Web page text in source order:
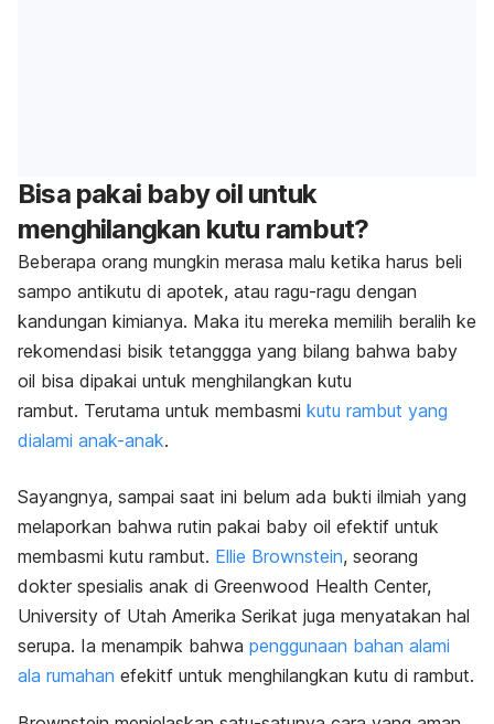
Bisa pakai baby oiluntuk
menghilangkan kutu rambut?
Beberapa orang mungkin merasa malu ketika harus beli
sampo antikutu di apotek, atau ragu-ragu dengan
kandungan kimianya. Maka itu mereka memilih beralih ke
rekomendasi bisik tetanggga yang bilang bahwa baby
oil bisa dipakai untuk menghilangkan kutu
rambut. Terutama untuk membasmi kutu rambut yang
dialami anak-anak.
Sayangnya, sampai saat ini belum ada bukti ilmiah yang
melaporkan bahwa rutin pakai baby oil efektif untuk
membasmi kutu rambut. Ellie Brownstein, seorang
dokter spesialis anak di Greenwood Health Center,
University of Utah Amerika Serikat juga menyatakan hal
serupa. Ia menampik bahwa penggunaan bahan alami
ala rumahan efekitf untuk menghilangkan kutu di rambut.